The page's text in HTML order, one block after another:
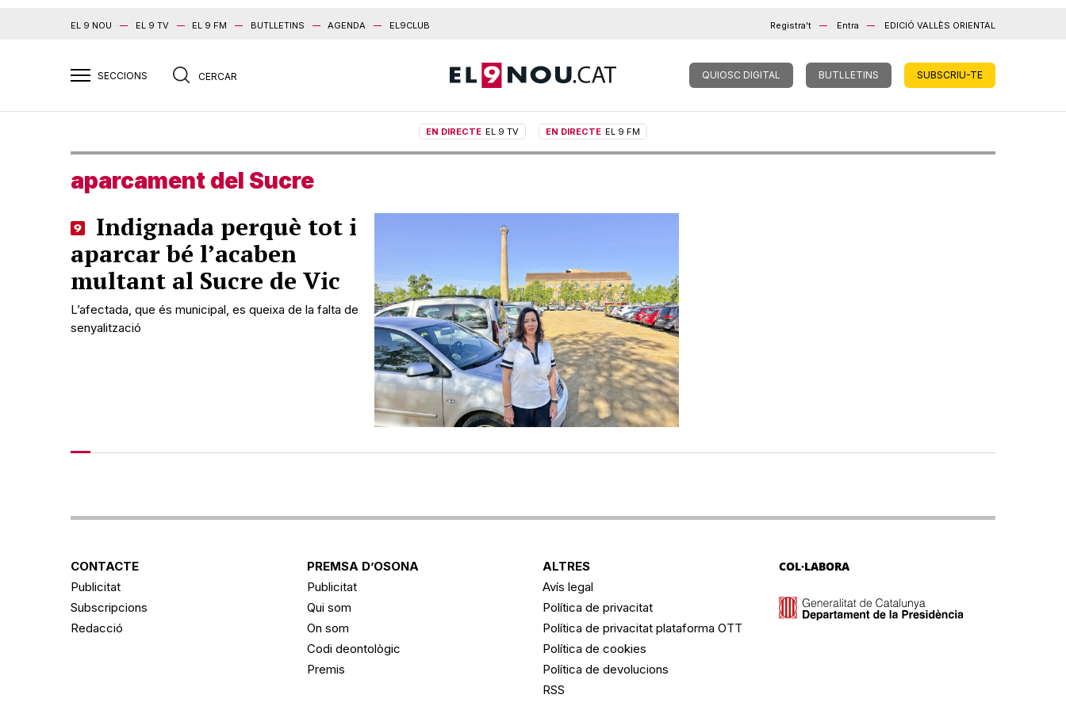
EL 9 NOU EL 9 TV EL 9 FM BUTLLETINS AGENDA EL9CLUB Registra't Entra EDICIÓ VALLÈS ORIENTAL
QUIOSC DIGITAL BUTLLETINS SUBSCRIU-TE
EN DIRECTE EL 9 TV EN DIRECTE EL 9 FM
aparcament del Sucre
Indignada perquè tot i
aparcar bé l’acaben
multant al Sucre de Vic
L’afectada, que és municipal, es queixa de la falta de
senyalització
CONTACTE
Publicitat
Subscripcions
Redacció
PREMSA D’OSONA
Publicitat
Qui som
On som
Codi deontològic
Premis
ALTRES
Avís legal
Política de privacitat
Política de privacitat plataforma OTT
Política de cookies
Política de devolucions
RSS
COL·LABORA